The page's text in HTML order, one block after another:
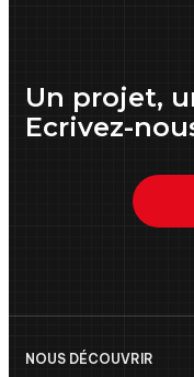
Un projet,
Ecrivez-
NOUS DÉCOUVRIR